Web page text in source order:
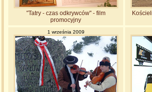
"Tatry - czas odkrywców" - film
promocyjny
1 września 2009